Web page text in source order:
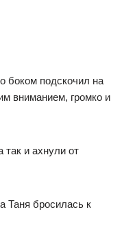
боком подскочил на
вниманием, громко и
так и ахнули от
Таня бросилась к